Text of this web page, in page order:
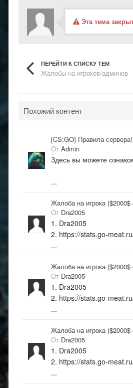
Эта тема
ПЕРЕЙТИ К СПИСКУ ТЕМ
Жалобы на игроков/админов
Похожий контент
[CS:GO] Правила
От Admin
Здесь вы можете
...
Жалоба на игрока ($2000$
От Dra2005
1. Dra2005
2. https://stats.go-
...
Жалоба на игрока ($2000$
От Dra2005
1. Dra2005
2. https://stats.go-
...
Жалоба на игрока ($2000$
От Dra2005
1. Dra2005
2. https://stats.go-
...